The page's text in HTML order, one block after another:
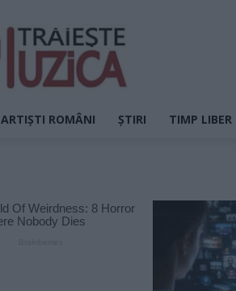
ARTIȘTI ROMÂNI ȘTIRI TIMP LIBER